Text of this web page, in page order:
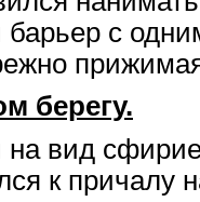
барьер с
берегу.
вид
к причалу